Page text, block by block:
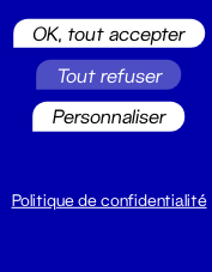
14h → 18h
OK, tout accepter
Tout refuser
Personnaliser
Politique de confidentialité